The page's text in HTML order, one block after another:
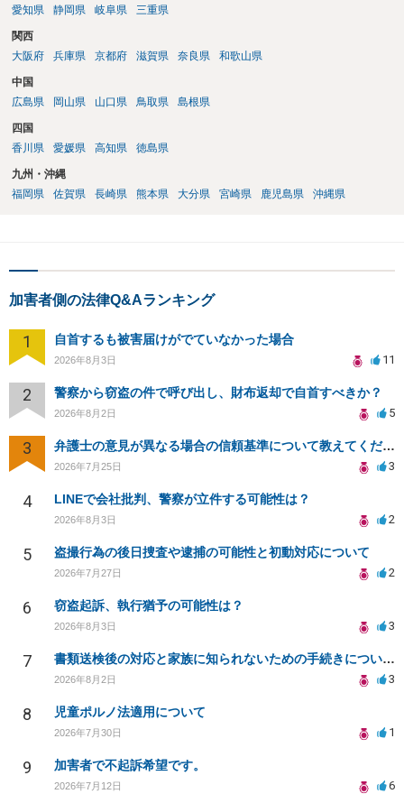
愛知県
静岡県 岐阜県 三重県
関西
大阪府
兵庫県 京都府 滋賀県 奈良県 和歌山県
中国
広島県
岡山県 山口県 鳥取県 島根県
四国
香川県
愛媛県 高知県 徳島県
九州・沖縄
福岡県
佐賀県 長崎県 熊本県 大分県 宮崎県 鹿児島県 沖縄県
加害者側の法律Q&Aランキング
1 自首するも被害届けがでていなかった場合
2026年8月3日 11
2 警察から窃盗の件で呼び出し、財布返却で自首すべきか？
2026年8月2日 5
3 弁護士の意見が異なる場合の信頼基準について教えてください
2026年7月25日 3
4 LINEで会社批判、警察が立件する可能性は？
2026年8月3日 2
5 盗撮行為の後日捜査や逮捕の可能性と初動対応について
2026年7月27日 2
6 窃盗起訴、執行猶予の可能性は？
2026年8月3日 3
7 書類送検後の対応と家族に知られないための手続きについて相談
2026年8月2日 3
8 児童ポルノ法適用について
2026年7月30日 1
9 加害者で不起訴希望です。
2026年7月12日 6